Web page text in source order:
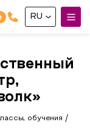
RU
обучения